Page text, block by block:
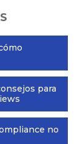
para
no